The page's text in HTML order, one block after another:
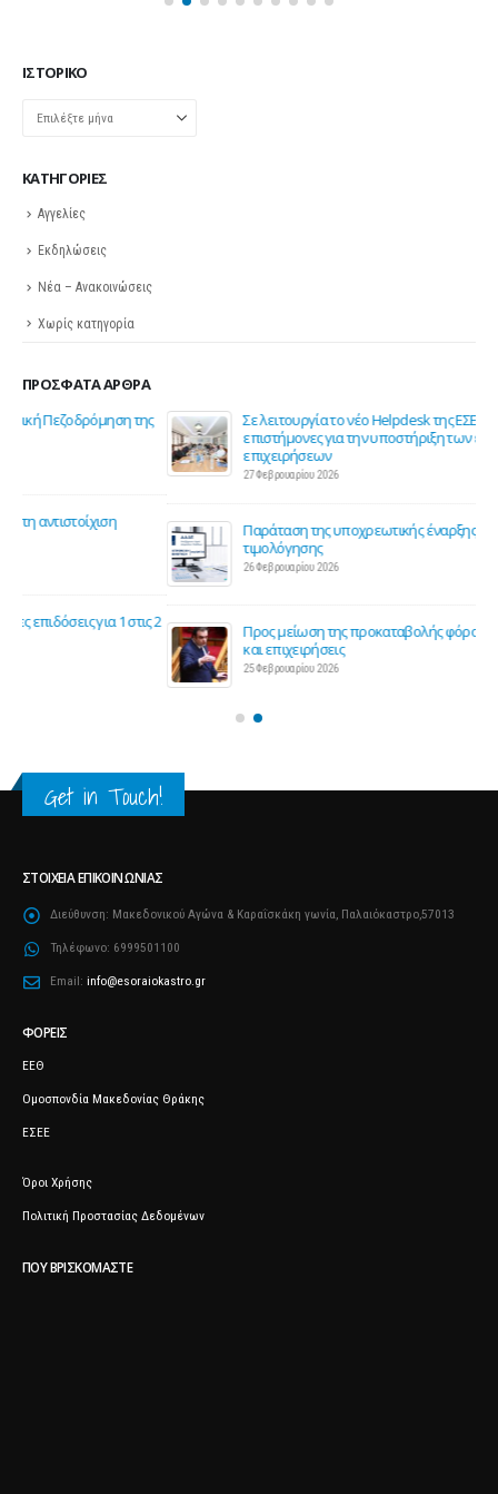
Σε λειτουργία το νέο Helpdesk της ΕΣΕΕ με κορυφαίους
επιστήμονες για την υποστήριξη των εμπορικών
επιχειρήσεων
27 Φεβρουαρίου 2026
Παράταση της υποχρεωτικής έναρξης της ηλεκτρονικής
τιμολόγησης
26 Φεβρουαρίου 2026
Προς μείωση της προκαταβολής φόρου για επαγγελματίες
και επιχειρήσεις
25 Φεβρουαρίου 2026
Get in Touch!
ΣΤΟΙΧΕΊΑ ΕΠΙΚΟΙΝΩΝΊΑΣ
Διεύθυνση: Μακεδονικού Αγώνα & Καραΐσκάκη γωνία, Παλαιόκαστρο,57013
Τηλέφωνο: 6999501100
Email: info@esoraiokastro.gr
ΦΟΡΕΊΣ
ΕΕΘ
Ομοσπονδία Μακεδονίας Θράκης
ΕΣΕΕ
Όροι Χρήσης
Πολιτική Προστασίας Δεδομένων
ΠΟΥ ΒΡΙΣΚΌΜΑΣΤΕ